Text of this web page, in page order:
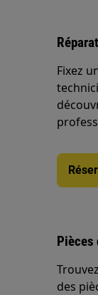
Fixez
Pièces
des